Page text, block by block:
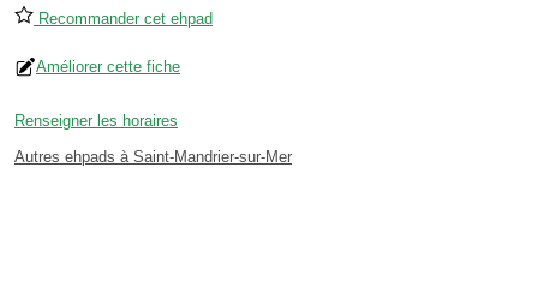
Recommander cet ehpad
Améliorer cette fiche
Renseigner les horaires
Autres ehpads à Saint-Mandrier-sur-Mer